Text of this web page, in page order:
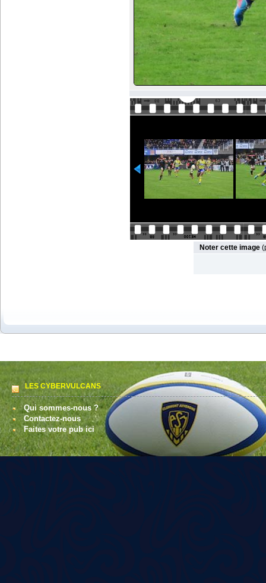
Noter cette image
LES CYBERVULCANS
Qui sommes-nous ?
Contactez-nous
Faites votre pub ici